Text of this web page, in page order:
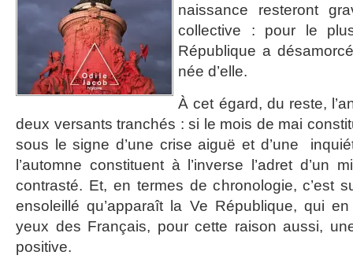
naissance resteront
collective : pour le
République a
née d’elle.
À cet égard, du reste,
deux versants tranchés : si le mois de mai
sous le signe d’une crise aiguë et d’une
l’automne constituent à l’inverse l’adret d’un
contrasté. Et, en termes de chronologie, c’est
ensoleillé qu’apparaît la Ve République, qui
yeux des Français, pour cette raison aussi,
positive.